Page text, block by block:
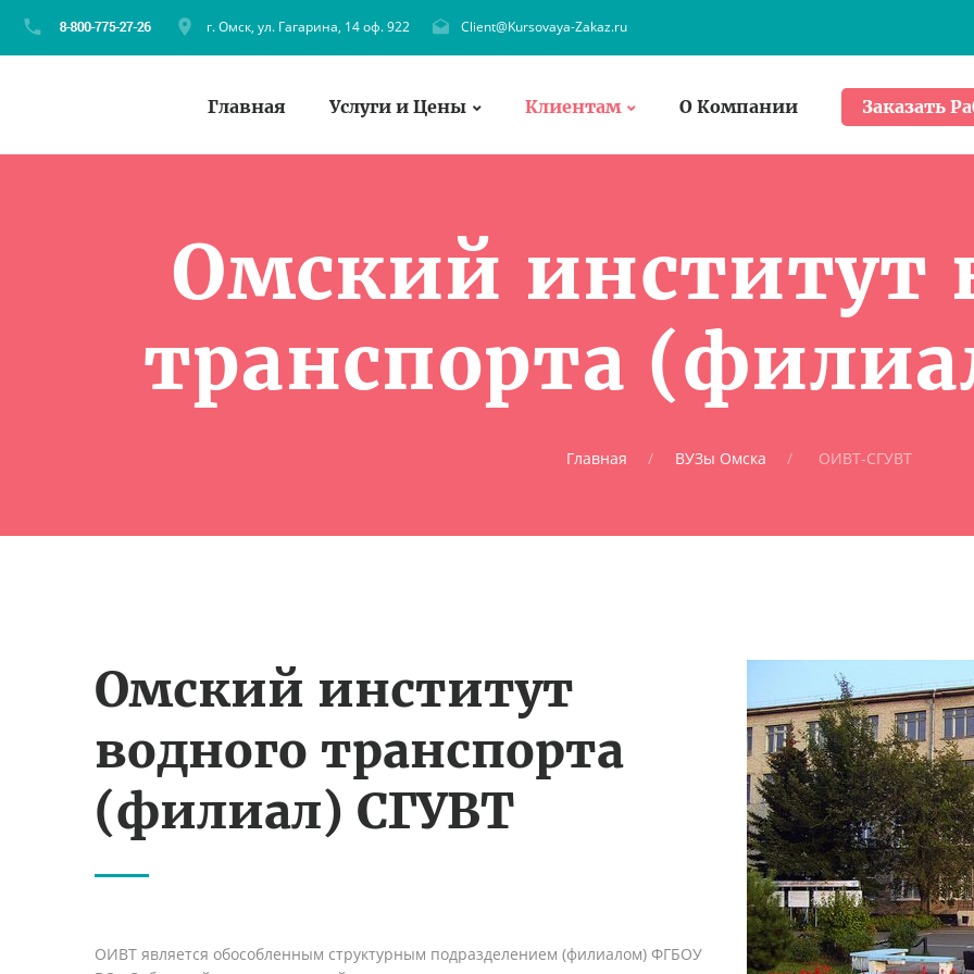
г. Омск, ул. Гагарина, 14 оф. 922 Client@Kursovaya-Zakaz.ru
Главная Услуги и Цены Клиентам О Компании Заказать
Омский институт
транспорта
Главная ВУЗы Омска ОИВТ-СГУВТ
Омский институт
водного транспорта
(филиал) СГУВТ
ОИВТ является обособленным структурным подразделением (филиалом) ФГБОУ